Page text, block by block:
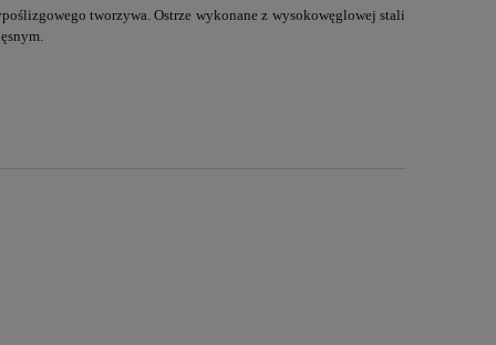
tworzywa.Ostrze wykonane z wysokowęglowej stali